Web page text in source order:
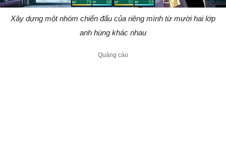
Xây dựng một nhóm chiến đấu của riêng mình từ mười hai lớp
anh hùng khác nhau